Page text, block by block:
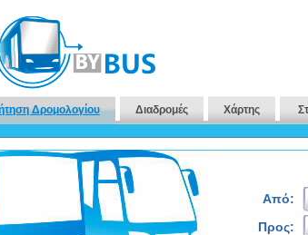
Δρομολογίου Διαδρομές Χάρτης
Από:
Προς: